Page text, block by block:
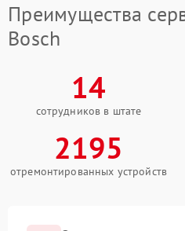
Преимущества
Bosch
14
сотрудников в штате
2195
отремонтированных устройств